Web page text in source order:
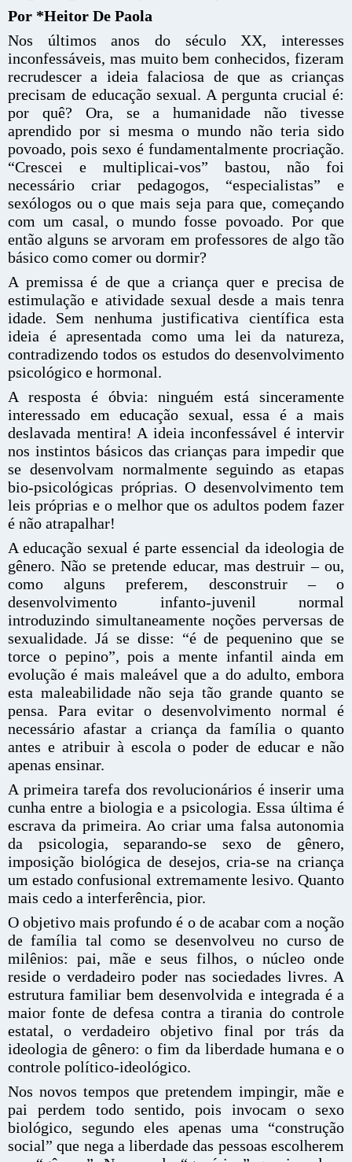
Por *Heitor De Paola
Nos últimos anos do século XX, interesses
inconfessáveis, mas muito bem conhecidos, fizeram
recrudescer a ideia falaciosa de que as crianças
precisam de educação sexual. A pergunta crucial é:
por quê? Ora, se a humanidade não tivesse
aprendido por si mesma o mundo não teria sido
povoado, pois sexo é fundamentalmente procriação.
“Crescei e multiplicai-vos” bastou, não foi
necessário criar pedagogos, “especialistas” e
sexólogos ou o que mais seja para que, começando
com um casal, o mundo fosse povoado. Por que
então alguns se arvoram em professores de algo tão
básico como comer ou dormir?
A premissa é de que a criança quer e precisa de
estimulação e atividade sexual desde a mais tenra
idade. Sem nenhuma justificativa científica esta
ideia é apresentada como uma lei da natureza,
contradizendo todos os estudos do desenvolvimento
psicológico e hormonal.
A resposta é óbvia: ninguém está sinceramente
interessado em educação sexual, essa é a mais
deslavada mentira! A ideia inconfessável é intervir
nos instintos básicos das crianças para impedir que
se desenvolvam normalmente seguindo as etapas
bio-psicológicas próprias. O desenvolvimento tem
leis próprias e o melhor que os adultos podem fazer
é não atrapalhar!
A educação sexual é parte essencial da ideologia de
gênero. Não se pretende educar, mas destruir – ou,
como alguns preferem, desconstruir – o
desenvolvimento infanto-juvenil normal
introduzindo simultaneamente noções perversas de
sexualidade. Já se disse: “é de pequenino que se
torce o pepino”, pois a mente infantil ainda em
evolução é mais maleável que a do adulto, embora
esta maleabilidade não seja tão grande quanto se
pensa. Para evitar o desenvolvimento normal é
necessário afastar a criança da família o quanto
antes e atribuir à escola o poder de educar e não
apenas ensinar.
A primeira tarefa dos revolucionários é inserir uma
cunha entre a biologia e a psicologia. Essa última é
escrava da primeira. Ao criar uma falsa autonomia
da psicologia, separando-se sexo de gênero,
imposição biológica de desejos, cria-se na criança
um estado confusional extremamente lesivo. Quanto
mais cedo a interferência, pior.
O objetivo mais profundo é o de acabar com a noção
de família tal como se desenvolveu no curso de
milênios: pai, mãe e seus filhos, o núcleo onde
reside o verdadeiro poder nas sociedades livres. A
estrutura familiar bem desenvolvida e integrada é a
maior fonte de defesa contra a tirania do controle
estatal, o verdadeiro objetivo final por trás da
ideologia de gênero: o fim da liberdade humana e o
controle político-ideológico.
Nos novos tempos que pretendem impingir, mãe e
pai perdem todo sentido, pois invocam o sexo
biológico, segundo eles apenas uma “construção
social” que nega a liberdade das pessoas escolherem